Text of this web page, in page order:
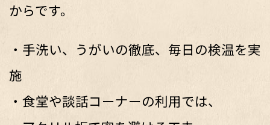
からです。
・手洗い、うがいの徹底、毎日の検温を実
施
・食堂や談話コーナーの利用では、